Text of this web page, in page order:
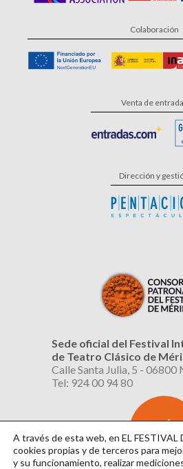
Colaboración
Venta de
Dirección y
Sede oficial del Festival
de Teatro Clásico de
Calle Santa Julia, 5 - 06800
Tel: 924 00 94 80
AL
A través de esta web, en EL FESTIVAL
cookies propias y de terceros para
y su funcionamiento, realizar